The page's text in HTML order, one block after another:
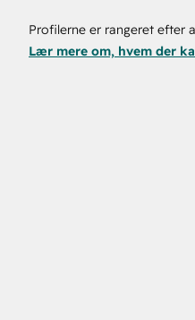
Profilerne er rangeret efter
Lær mere om, hvem der